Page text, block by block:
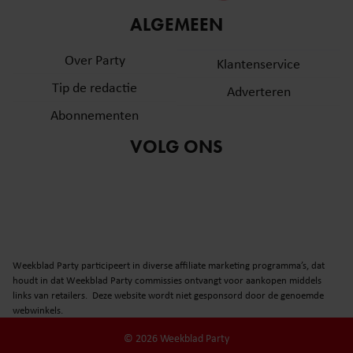
partners voor social media, adverteren en analyse. Deze
informatie die u aan ze heeft verstrekt of die ze hebben
verzameld op basis van uw gebruik van hun services. U
gebruiken.
ALGEMEEN
Over Party
Tip de redactie
Abonnementen
Klantenservice
Adverteren
VOLG ONS
Weekblad Party participeert in diverse affiliate marketing programma’s, dat
houdt in dat Weekblad Party commissies ontvangt voor aankopen middels
links van retailers. Deze website wordt niet gesponsord door de genoemde
webwinkels.
© 2026 Weekblad Party